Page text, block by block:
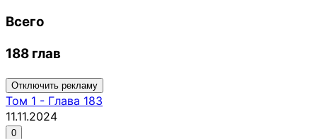
Всего
188 глав
Отключить рекламу
Том 1 - Глава 183
11.11.2024
0